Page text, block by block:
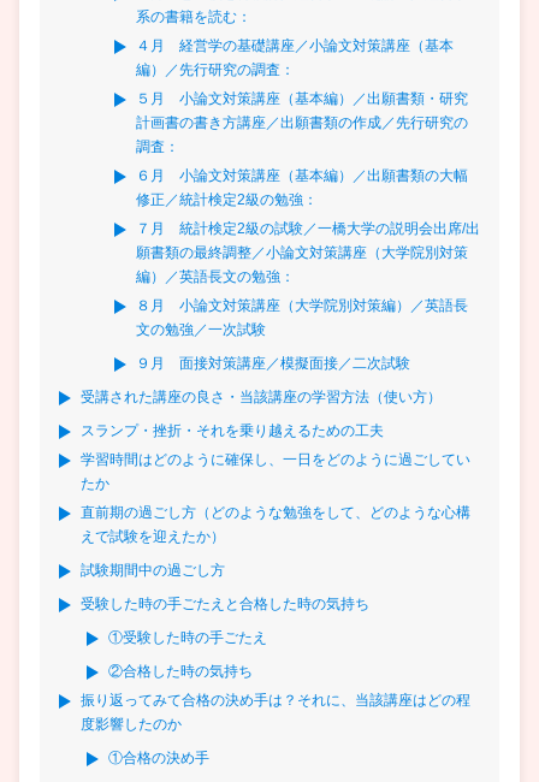
系の書籍を読む：
４月 経営学の基礎講座／小論文対策講座（基本
編）／先行研究の調査：
５月 小論文対策講座（基本編）／出願書類・研究
計画書の書き方講座／出願書類の作成／先行研究の
調査：
６月 小論文対策講座（基本編）／出願書類の大幅
修正／統計検定2級の勉強：
７月 統計検定2級の試験／一橋大学の説明会出席/出
願書類の最終調整／小論文対策講座（大学院別対策
編）／英語長文の勉強：
８月 小論文対策講座（大学院別対策編）／英語長
文の勉強／一次試験
９月 面接対策講座／模擬面接／二次試験
受講された講座の良さ・当該講座の学習方法（使い方）
スランプ・挫折・それを乗り越えるための工夫
学習時間はどのように確保し、一日をどのように過ごしてい
たか
直前期の過ごし方（どのような勉強をして、どのような心構
えで試験を迎えたか）
試験期間中の過ごし方
受験した時の手ごたえと合格した時の気持ち
①受験した時の手ごたえ
②合格した時の気持ち
振り返ってみて合格の決め手は？それに、当該講座はどの程
度影響したのか
①合格の決め手